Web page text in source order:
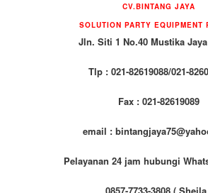
CV.BINTANG JAYA
SOLUTION PARTY EQUIPMENT
Jln. Siti 1 No.40 Mustika
Tlp : 021-82619088/021-
Fax : 021-82619089
email :
Pelayanan 24 jam hubungi